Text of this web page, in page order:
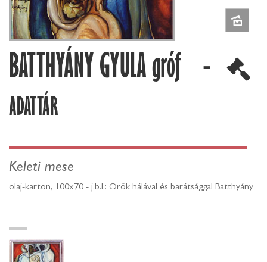
BATTHYÁNY GYULA gróf -
ADATTÁR
Keleti mese
olaj-karton, 100x70 - j.b.l.: Örök hálával és barátsággal Batthyány